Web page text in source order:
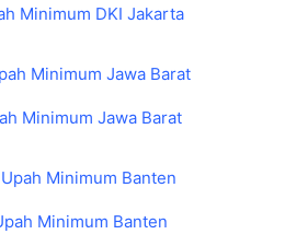
Minimum DKI Jakarta
Minimum Jawa Barat
Minimum Banten